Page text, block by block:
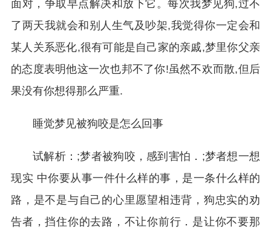
面对，争取早点解决和放下它。每次我梦见狗,过不
了两天我就会和别人生气及吵架,我觉得你一定会和
某人关系恶化,很有可能是自己家的亲戚,梦里你父亲
的态度表明他这一次也邦不了你!虽然不欢而散,但后
果没有你想得那么严重.
睡觉梦见被狗咬是怎么回事
试解析：;梦者被狗咬，感到害怕．;梦者想一想
现实 中你要从事一件什么样的事，是一条什么样的
路，是不是与自己的心里愿望相违背，狗忠实的劝
告者，挡住你的去路，不让你前行．是让你不要那